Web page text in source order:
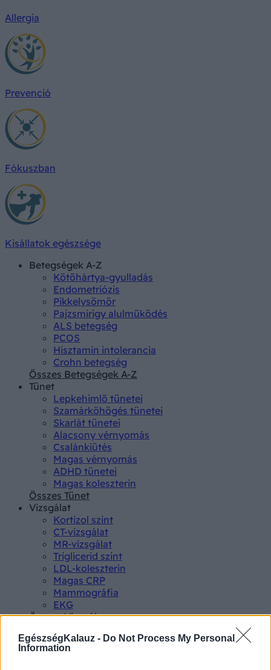
EgészségKalauz - Do Not Process My Personal
Information
Allergia
Prevenció
Fókuszban
Kisállatok egészsége
Betegségek A-Z
Kötőhártya-gyulladás
Endometriózis
Pikkelysömör
Pajzsmirigy alulműködés
ALS betegség
PCOS
Hisztamin intolerancia
Crohn betegség
Összes Betegségek A-Z
Tünet
Lepkehimlő tünetei
Szamárköhögés tünetei
Skarlát tünetei
Alacsony vérnyomás
Csalánkiütés
Magas vérnyomás
ADHD tünetei
Magas koleszterin
Összes Tünet
Vizsgálat
Kortizol szint
CT-vizsgálat
MR-vizsgálat
Triglicerid szint
LDL-koleszterin
Magas CRP
Mammográfia
EKG
Összes Vizsgálat
Aranyér kezelése
Kemoterápia